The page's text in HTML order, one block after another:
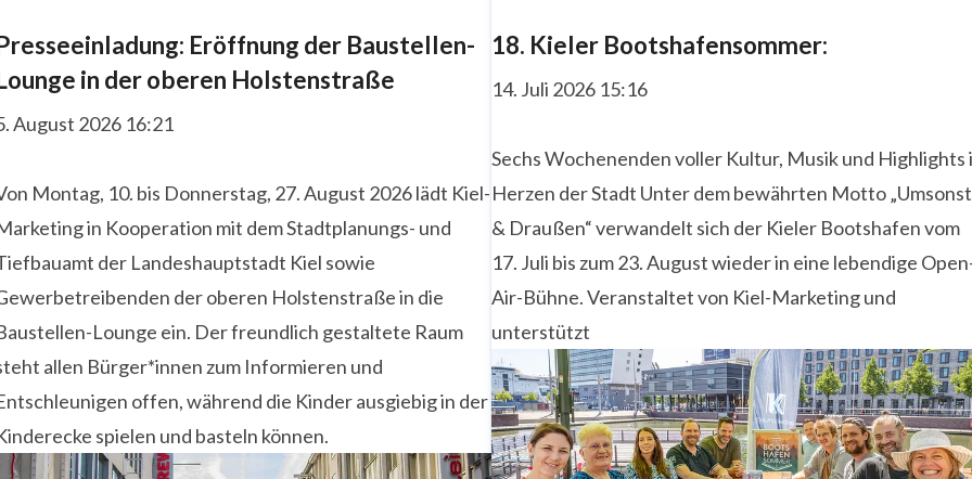
Eröffnung der Baustellen-
in der oberen Holstenstraße
August 2026 16:21
Montag, 10. bis Donnerstag, 27. August 2026 lädt Kiel-
in Kooperation mit dem Stadtplanungs- und
der Landeshauptstadt Kiel sowie
der oberen Holstenstraße in die
Lounge ein. Der freundlich gestaltete Raum
allen Bürger*innen zum Informieren und
offen, während die Kinder ausgiebig in der
spielen und basteln können.
18. Kieler Bootshafensommer:
14. Juli 2026 15:16
Sechs Wochenenden voller Kultur, Musik und Highlights
Herzen der Stadt Unter dem bewährten Motto „Umsonst
& Draußen“ verwandelt sich der Kieler Bootshafen vom
17. Juli bis zum 23. August wieder in eine lebendige
Air-Bühne. Veranstaltet von Kiel-Marketing und
unterstützt